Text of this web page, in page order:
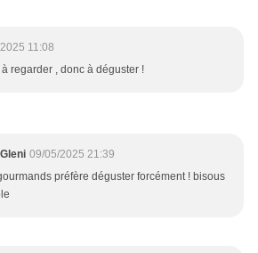
11:08
regarder , donc à déguster !
09/05/2025 21:39
préfère déguster forcément ! bisous